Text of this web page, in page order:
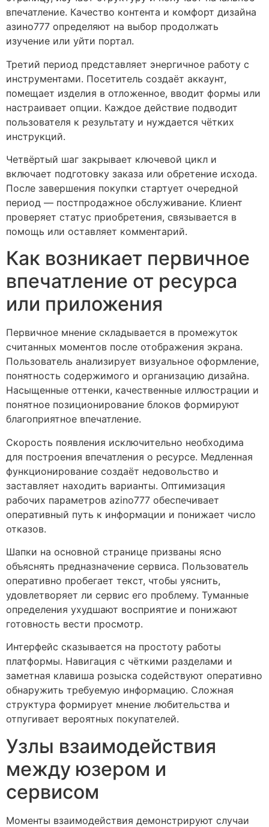
впечатление. Качество контента и комфорт дизайна
азино777 определяют на выбор продолжать
изучение или уйти портал.
Третий период представляет энергичное работу с
инструментами. Посетитель создаёт аккаунт,
помещает изделия в отложенное, вводит формы или
настраивает опции. Каждое действие подводит
пользователя к результату и нуждается чётких
инструкций.
Четвёртый шаг закрывает ключевой цикл и
включает подготовку заказа или обретение исхода.
После завершения покупки стартует очередной
период — постпродажное обслуживание. Клиент
проверяет статус приобретения, связывается в
помощь или оставляет комментарий.
Как возникает первичное
впечатление от ресурса
или приложения
Первичное мнение складывается в промежуток
считанных моментов после отображения экрана.
Пользователь анализирует визуальное оформление,
понятность содержимого и организацию дизайна.
Насыщенные оттенки, качественные иллюстрации и
понятное позиционирование блоков формируют
благоприятное впечатление.
Скорость появления исключительно необходима
для построения впечатления о ресурсе. Медленная
функционирование создаёт недовольство и
заставляет находить варианты. Оптимизация
рабочих параметров azino777 обеспечивает
оперативный путь к информации и понижает число
отказов.
Шапки на основной странице призваны ясно
объяснять предназначение сервиса. Пользователь
оперативно пробегает текст, чтобы уяснить,
удовлетворяет ли сервис его проблему. Туманные
определения ухудшают восприятие и понижают
готовность вести просмотр.
Интерфейс сказывается на простоту работы
платформы. Навигация с чёткими разделами и
заметная клавиша розыска содействуют оперативно
обнаружить требуемую информацию. Сложная
структура формирует мнение любительства и
отпугивает вероятных покупателей.
Узлы взаимодействия
между юзером и
сервисом
Моменты взаимодействия демонстрируют случаи